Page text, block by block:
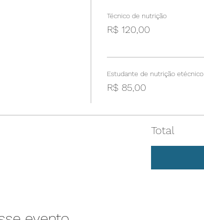
Técnico de nutrição
R$ 120,00
Estudante de nutrição etécnico
R$ 85,00
Total